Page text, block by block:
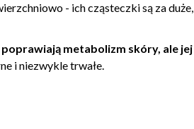
- ich cząsteczki są za duże,
poprawiają metabolizm skóry, ale jej
i niezwykle trwałe.